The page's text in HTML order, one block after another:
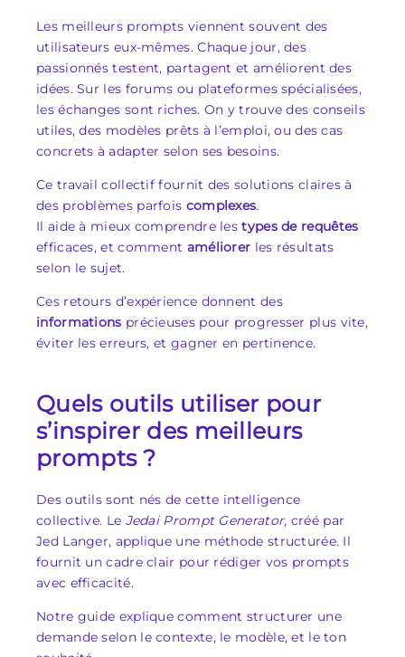
Les meilleurs prompts viennent souvent des
utilisateurs eux-mêmes. Chaque jour, des
passionnés testent, partagent et améliorent des
idées. Sur les forums ou plateformes spécialisées,
les échanges sont riches. On y trouve des conseils
utiles, des modèles prêts à l’emploi, ou des cas
concrets à adapter selon ses besoins.
Ce travail collectif fournit des solutions claires à
des problèmes parfois complexes.
Il aide à mieux comprendre lestypes de requêtes
efficaces, et comment améliorer les résultats
selon le sujet.
Ces retours d’expérience donnent des
informations précieuses pour progresser plus vite,
éviter les erreurs, et gagner en pertinence.
Quels outils utiliser pour
s’inspirer des meilleurs
prompts ?
Des outils sont nés de cette intelligence
collective. Le Jedai Prompt Generator, créé par
Jed Langer, applique une méthode structurée. Il
fournit un cadre clair pour rédiger vos prompts
avec efficacité.
Notre guide explique comment structurer une
demande selon le contexte, le modèle, et le ton